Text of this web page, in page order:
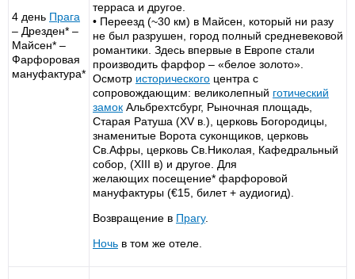
4 день Прага
– Дрезден* –
Майсен* –
Фарфоровая
мануфактура*
терраса и другое.
• Переезд (~30 км) в Майсен, который ни разу
не был разрушен, город полный средневековой
романтики. Здесь впервые в Европе стали
производить фарфор – «белое золото».
Осмотр исторического центра с
сопровождающим: великолепный готический
замок Альбрехтсбург, Рыночная площадь,
Старая Ратуша (XV в.), церковь Богородицы,
знаменитые Ворота суконщиков, церковь
Св.Афры, церковь Св.Николая, Кафедральный
собор, (XIII в) и другое. Для
желающих посещение* фарфоровой
мануфактуры (€15, билет + аудиогид).
Возвращение в Прагу.
Ночь в том же отеле.